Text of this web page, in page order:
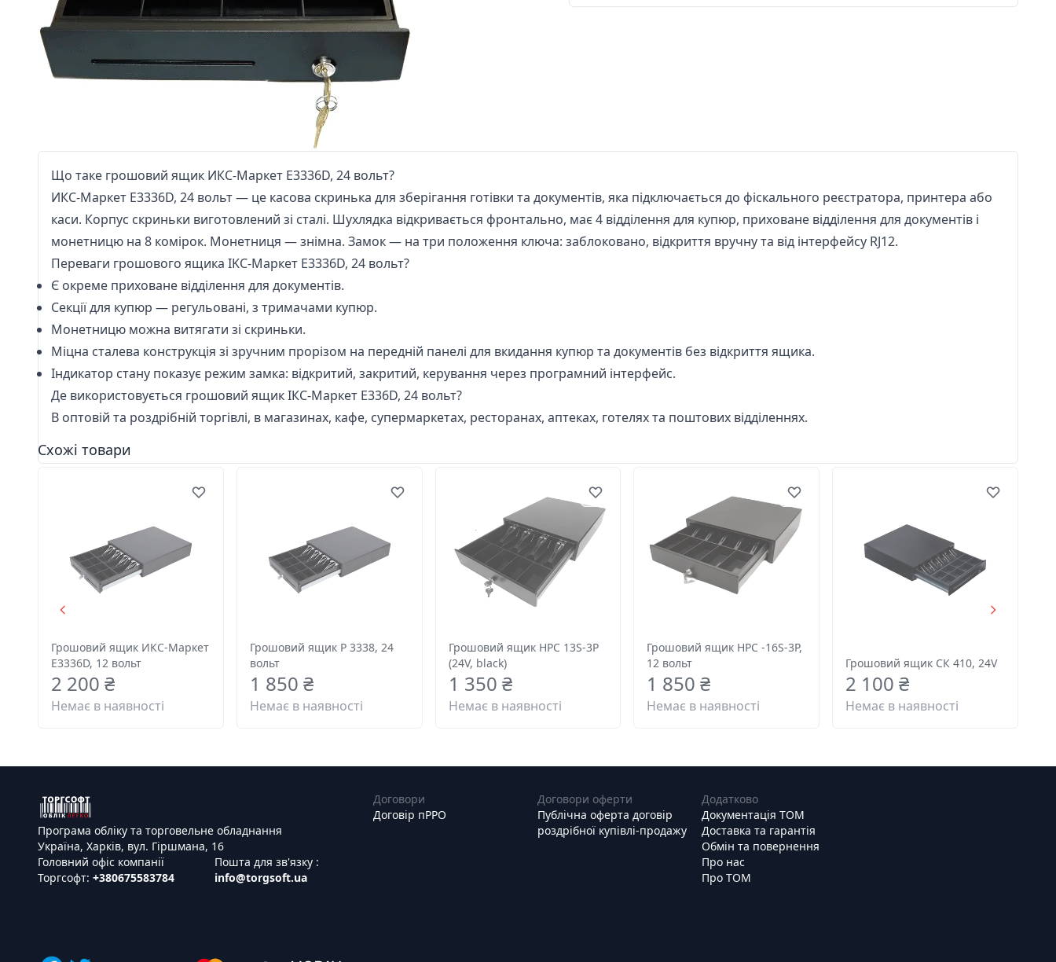
Що таке грошовий ящик ИКС-Маркет E3336D, 24 вольт?
ИКС-Маркет E3336D, 24 вольт — це касова скринька для зберігання готівки та документів, яка підключається до фіскального реєстратора, принтера або
каси. Корпус скриньки виготовлений зі сталі. Шухлядка відкривається фронтально, має 4 відділення для купюр, приховане відділення для документів і
монетницю на 8 комірок. Монетниця — знімна. Замок — на три положення ключа: заблоковано, відкриття вручну та від інтерфейсу RJ12.
Переваги грошового ящика IKC-Маркет E3336D, 24 вольт?
Є окреме приховане відділення для документів.
Секції для купюр — регульовані, з тримачами купюр.
Монетницю можна витягати зі скриньки.
Міцна сталева конструкція зі зручним прорізом на передній панелі для вкидання купюр та документів без відкриття ящика.
Індикатор стану показує режим замка: відкритий, закритий, керування через програмний інтерфейс.
Де використовується грошовий ящик ІКС-Маркет Е336D, 24 вольт?
В оптовій та роздрібній торгівлі, в магазинах, кафе, супермаркетах, ресторанах, аптеках, готелях та поштових відділеннях.
Схожі товари
Грошовий ящик ИКС-Маркет
E3336D, 12 вольт
2 200 ₴
Немає в наявності
Грошовий ящик P 3338, 24
вольт
1 850 ₴
Немає в наявності
Грошовий ящик HPC 13S-3P
(24V, black)
1 350 ₴
Немає в наявності
Грошовий ящик HPC -16S-3P,
12 вольт
1 850 ₴
Немає в наявності
Грошовий ящик СК 410, 24V
2 100 ₴
Немає в наявності
Програма обліку та торговельне обладнання
Україна, Харків, вул. Гіршмана, 16
Головний офіс компанії
Торгсофт: +380675583784
Пошта для зв'язку :
info@torgsoft.ua
Договори
Договір пРРО
Договори оферти
Публічна оферта договір
роздрібної купівлі-продажу
Додатково
Документація ТОМ
Доставка та гарантія
Обмін та повернення
Про нас
Про ТОМ